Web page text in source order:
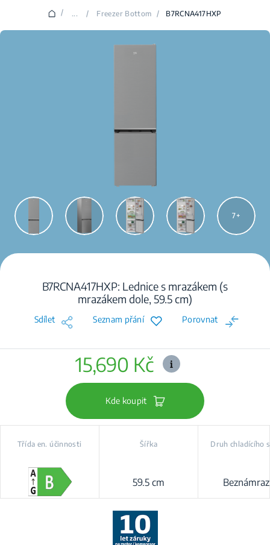
/ ... / Freezer Bottom / B7RCNA417HXP
7
B7RCNA417HXP: Lednice s mrazákem (s
mrazákem dole, 59.5 cm)
Sdílet Seznam přání Porovnat
15,690 Kč
Kde koupit
Třída en. účinnosti Šířka
59.5 cm
Druh chladícího